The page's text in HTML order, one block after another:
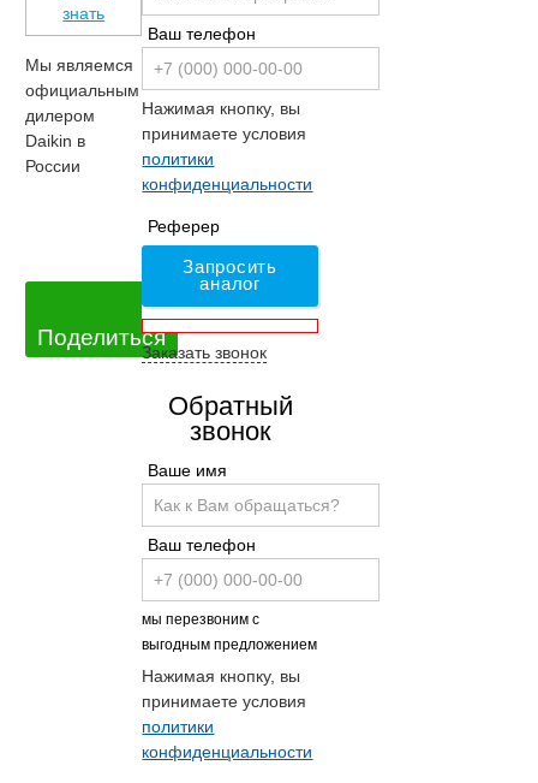
Ваш телефон
Нажимая кнопку, вы
принимаете условия
политики
конфиденциальности
Реферер
Запросить
аналог
Заказать звонок
Обратный
звонок
Ваше имя
Ваш телефон
мы перезвоним с
выгодным предложением
Нажимая кнопку, вы
принимаете условия
политики
конфиденциальности
знать
Мы являемся
официальным
дилером
Daikin в
России
Поделиться